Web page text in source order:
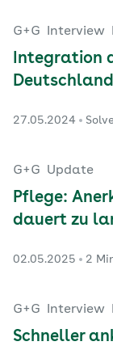
G+G Interview
Integration
27.05.2024
G+G Update
Pflege:
dauert zu
02.05.2025 2
G+G Interview
Schneller